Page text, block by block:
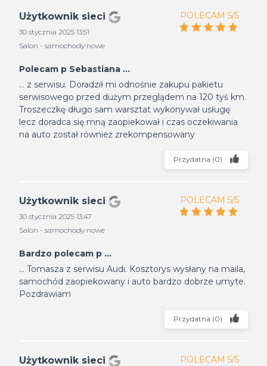
Użytkownik sieci
30 stycznia 2025 13:51
Salon - samochody nowe
POLECAM 5/5
Polecam p Sebastiana ...
... z serwisu. Doradził mi odnośnie zakupu pakietu
serwisowego przed dużym przeglądem na 120 tyś km.
Troszeczkę długo sam warsztat wykonywał usługę
lecz doradca się mną zaopiekował i czas oczekiwania
na auto został również zrekompensowany
Przydatna (0)
Użytkownik sieci
30 stycznia 2025 13:47
Salon - samochody nowe
POLECAM 5/5
Bardzo polecam p ...
... Tomasza z serwisu Audi. Kosztorys wysłany na maila,
samochód zaopiekowany i auto bardzo dobrze umyte.
Pozdrawiam
Przydatna (0)
Użytkownik sieci POLECAM 5/5